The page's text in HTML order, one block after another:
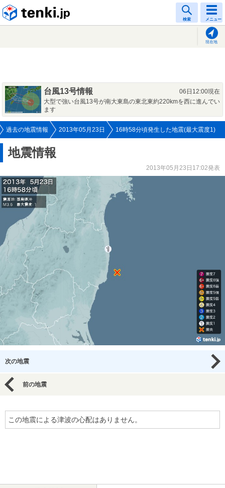
検索 メニュー
現在地
台風13号情報
06日12:00現在
大型で強い台風13号が南大東島の東北東約220kmを西に進んでい
ます
過去の地震情報 2013年05月23日 16時58分頃発生した地震(最大震度1)
地震情報
2013年05月23日17:02発表
次の地震
前の地震
この地震による津波の心配はありません。